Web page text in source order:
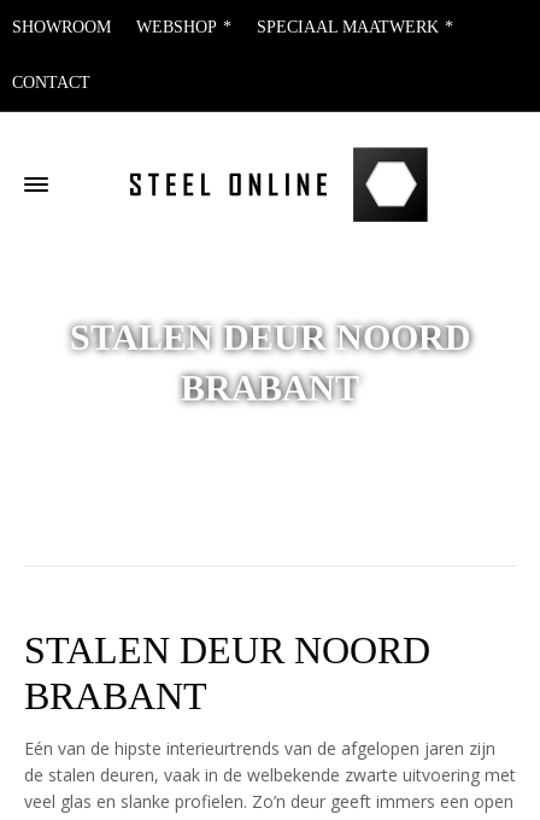
SHOWROOM WEBSHOP SPECIAAL MAATWERK
CONTACT
STALEN DEUR NOORD
BRABANT
STALEN DEUR NOORD
BRABANT
Eén van de hipste interieurtrends van de afgelopen jaren zijn
de stalen deuren, vaak in de welbekende zwarte uitvoering met
veel glas en slanke profielen. Zo’n deur geeft immers een open